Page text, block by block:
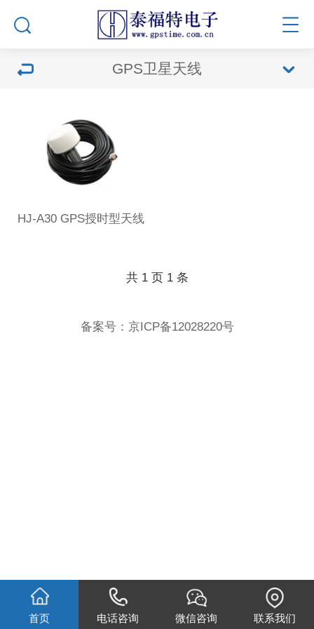
GPS卫星天线
HJ-A30 GPS授时型天线
共 1页 1条
备案号： 京ICP备12028220号
首页 电话咨询 微信咨询 联系我们